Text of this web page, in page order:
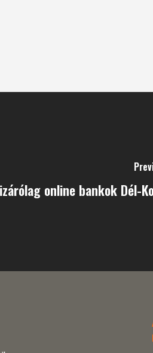
online bankok Dél-